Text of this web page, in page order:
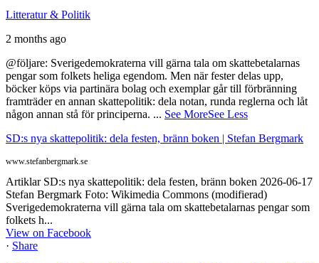
Spanien
men
inte
Sverige
Litteratur & Politik
2 months ago
@följare: Sverigedemokraterna vill gärna tala om skattebetalarnas
pengar som folkets heliga egendom. Men när fester delas upp,
böcker köps via partinära bolag och exemplar går till förbränning
framträder en annan skattepolitik: dela notan, runda reglerna och låt
någon annan stå för principerna. ... See MoreSee Less
SD:s nya skattepolitik: dela festen, bränn boken | Stefan Bergmark
www.stefanbergmark.se
Artiklar SD:s nya skattepolitik: dela festen, bränn boken 2026-06-17
Stefan Bergmark Foto: Wikimedia Commons (modifierad)
Sverigedemokraterna vill gärna tala om skattebetalarnas pengar som
folkets h...
View on Facebook
· Share